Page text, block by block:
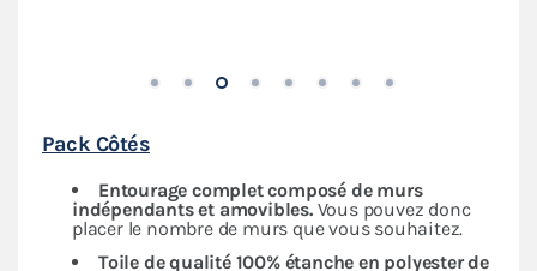
Pack Côtés
Entourage complet composé de murs
indépendantset amovibles. Vous pouvez donc
placer le nombre de murs que vous souhaitez.
Toile de qualité 100% étanche en polyester de